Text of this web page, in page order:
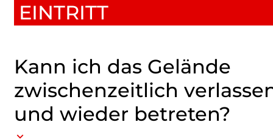
EINTRITT
Kann ich das Gelände
zwischenzeitlich
und wieder betreten?